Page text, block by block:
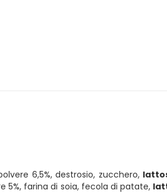
6,5%, destrosio, zucchero,
5%, farina di soia, fecola di patate,